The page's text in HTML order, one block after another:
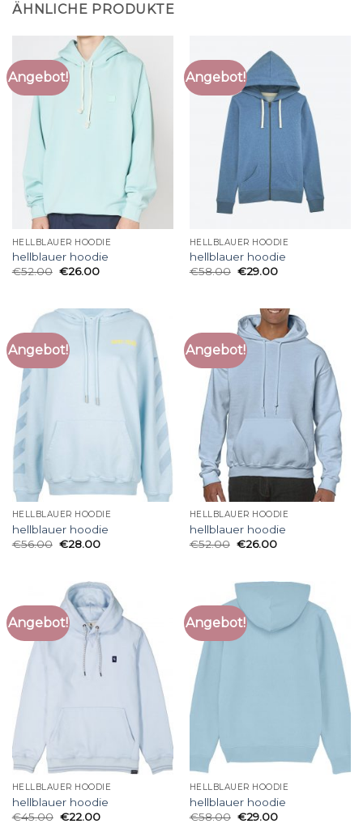
ÄHNLICHE PRODUKTE
Angebot!
HELLBLAUER HOODIE
hellblauer hoodie
€52.00 €26.00
Angebot!
HELLBLAUER HOODIE
hellblauer hoodie
€58.00 €29.00
Angebot!
HELLBLAUER HOODIE
hellblauer hoodie
€56.00 €28.00
Angebot!
HELLBLAUER HOODIE
hellblauer hoodie
€52.00 €26.00
Angebot!
HELLBLAUER HOODIE
hellblauer hoodie
€45.00 €22.00
Angebot!
HELLBLAUER HOODIE
hellblauer hoodie
€58.00 €29.00